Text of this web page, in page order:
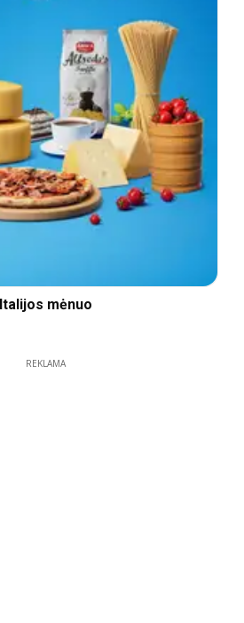
mėnuo
REKLAMA